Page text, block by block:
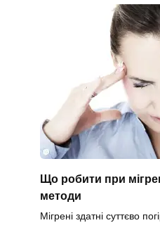
Що робити при
методи
Мігрені здатні суттєво